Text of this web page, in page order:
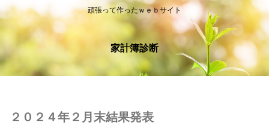
頑張って作ったｗｅｂサイト
家計簿診断
２０２４年２月末結果発表